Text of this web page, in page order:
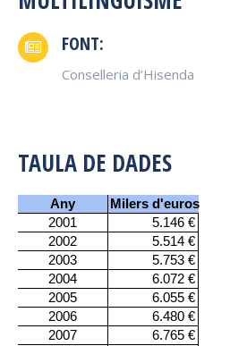
FONT:
Conselleria d’Hisenda
TAULA DE DADES